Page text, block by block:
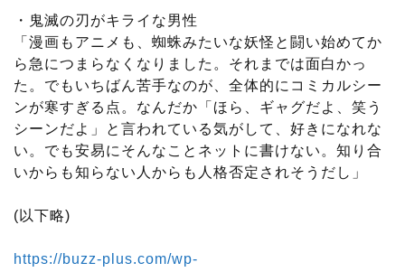
・鬼滅の刃がキライな男性
「漫画もアニメも、蜘蛛みたいな妖怪と闘い始めてか
ら急につまらなくなりました。それまでは面白かっ
た。でもいちばん苦手なのが、全体的にコミカルシー
ンが寒すぎる点。なんだか「ほら、ギャグだよ、笑う
シーンだよ」と言われている気がして、好きになれな
い。でも安易にそんなことネットに書けない。知り合
いからも知らない人からも人格否定されそうだし」
(以下略)
https://buzz-plus.com/wp-